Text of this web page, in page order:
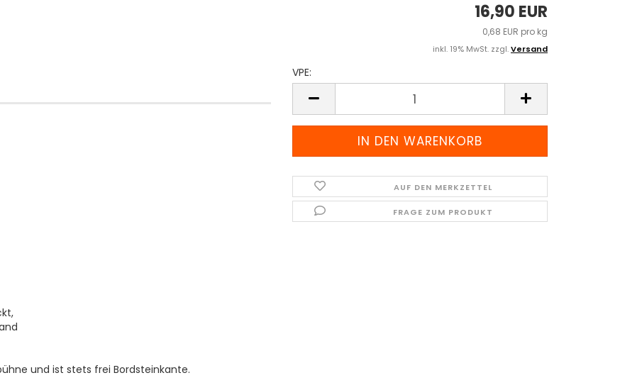
16,90 EUR
0,68 EUR pro kg
inkl. 19% MwSt. zzgl.Versand
VPE:
AUF DEN MERKZETTEL
FRAGE ZUM PRODUKT
und ist stets frei Bordsteinkante.